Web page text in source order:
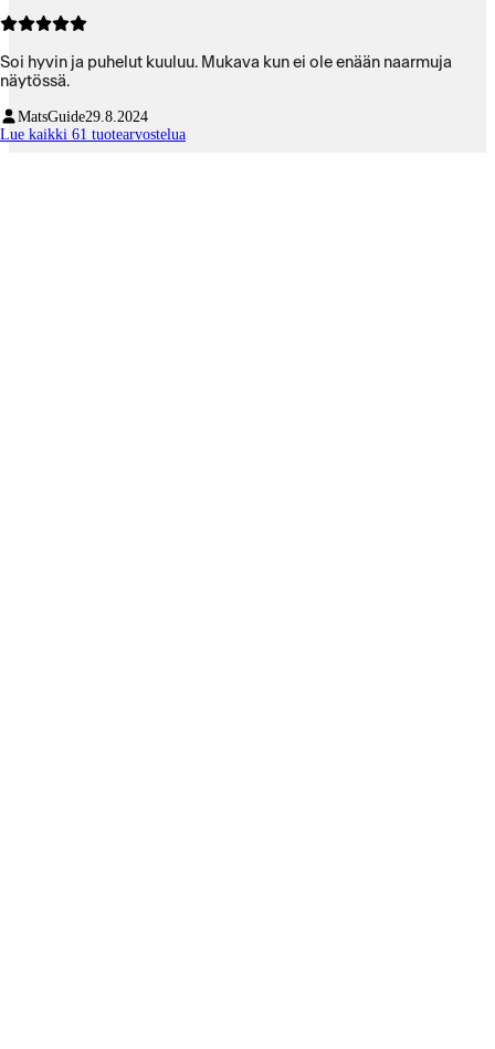
Soi hyvin ja puhelut kuuluu. Mukava kun ei ole enään naarmuja
näytössä.
MatsGuide29.8.2024
Lue kaikki 61 tuotearvostelua